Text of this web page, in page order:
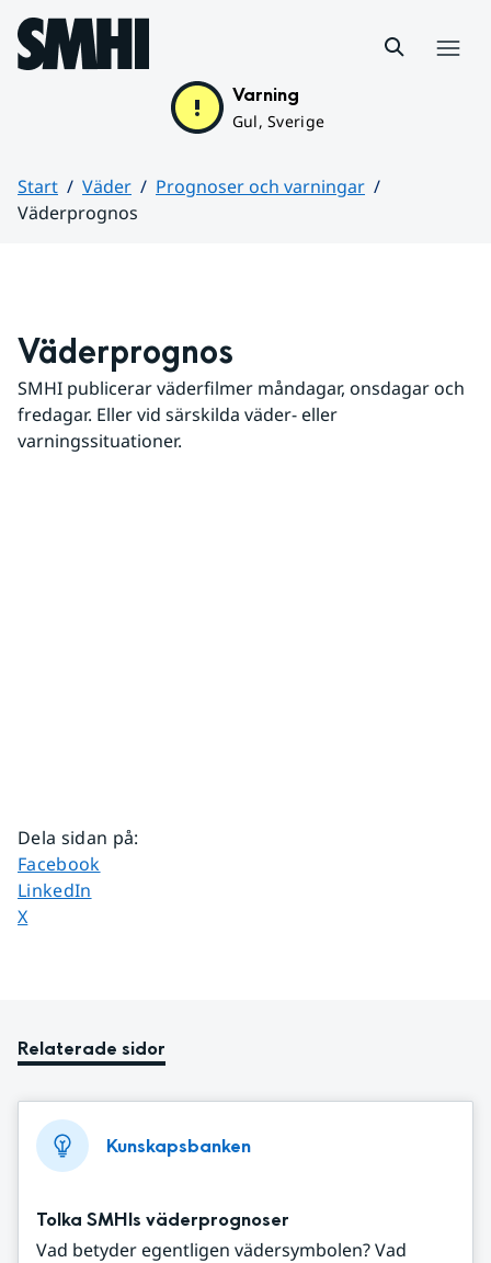
Hoppa till sidans innehåll
Varning
Gul, Sverige
Start Väder
Prognoser och varningar
Väderprognos
Väderprognos
SMHI publicerar väderfilmer måndagar, onsdagar och
fredagar. Eller vid särskilda väder- eller
varningssituationer.
Dela sidan på:
Dela sidan på
Facebook
Dela sidan på
LinkedIn
Dela sidan på
X
Relaterade sidor
Kunskapsbanken
Tolka SMHIs väderprognoser
Vad betyder egentligen vädersymbolen? Vad